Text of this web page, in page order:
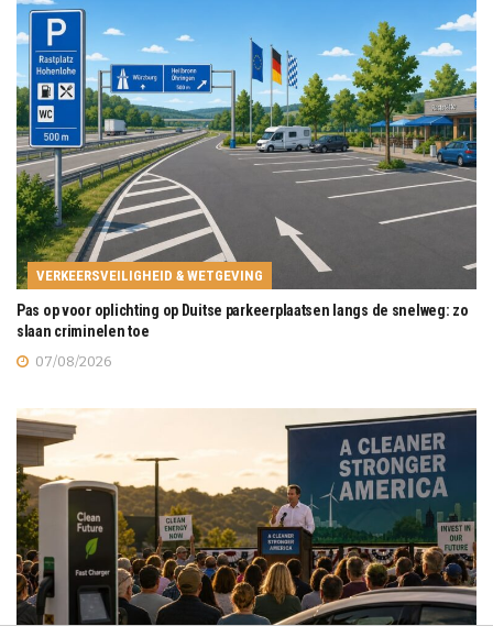
VERKEERSVEILIGHEID & WETGEVING
Pas op voor oplichting op Duitse parkeerplaatsen langs de snelweg: zo
slaan criminelen toe
07/08/2026